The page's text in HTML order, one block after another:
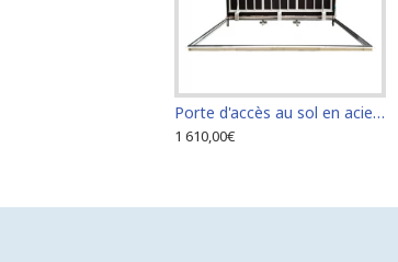
Porte d'accès au sol en acier inoxydable 60 cm x 100 cm pour intérieur et extérieur
1 610,00€